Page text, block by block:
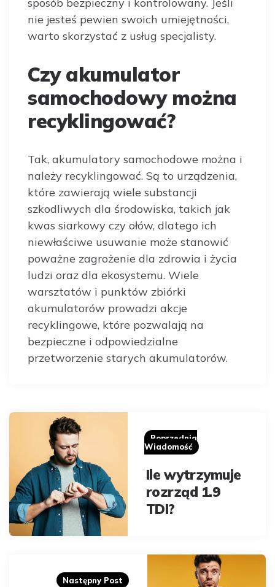
nie jesteś pewien swoich umiejętności,
warto skorzystać z usług specjalisty.
Czy akumulator
samochodowy można
recyklingować?
Tak, akumulatory samochodowe można i
należy recyklingować. Są to urządzenia,
które zawierają wiele substancji
szkodliwych dla środowiska, takich jak
kwas siarkowy czy ołów, dlatego ich
niewłaściwe usuwanie może stanowić
poważne zagrożenie dla zdrowia i życia
ludzi oraz dla ekosystemu. Wiele
warsztatów i punktów zbiórki
akumulatorów prowadzi akcje
recyklingowe, które pozwalają na
bezpieczne i odpowiedzialne
przetworzenie starych akumulatorów.
Post
navigation
Poprzednia
Wiadomość
Ile wytrzymuje
rozrząd 1.9
TDI?
Następny Post